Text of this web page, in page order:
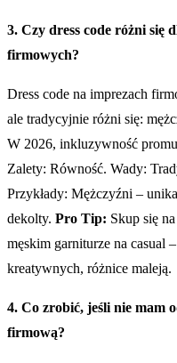
3. Czy dress code różni się
firmowych?
Dress code na imprezach
ale tradycyjnie różni się:
W 2026, inkluzywność
Zalety: Równość. Wady:
Przykłady: Mężczyźni –
dekolty. Pro Tip: Skup się
męskim garniturze na casual
kreatywnych, różnice maleją.
4. Co zrobić, jeśli nie mam
firmową?